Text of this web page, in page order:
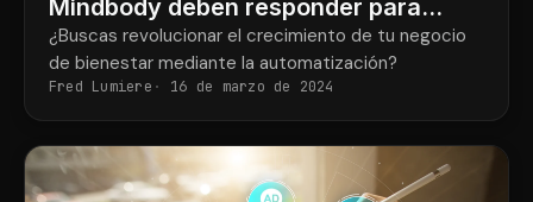
Mindbody deben responder para
automatizar el crecimiento.
¿Buscas revolucionar el crecimiento de tu negocio
de bienestar mediante la automatización?
Fred Lumiere 16 de marzo de 2024